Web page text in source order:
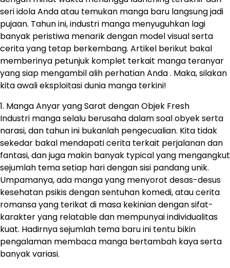
seri idola Anda atau temukan manga baru langsung jadi
pujaan. Tahun ini, industri manga menyuguhkan lagi
banyak peristiwa menarik dengan model visual serta
cerita yang tetap berkembang. Artikel berikut bakal
memberinya petunjuk komplet terkait manga teranyar
yang siap mengambil alih perhatian Anda . Maka, silakan
kita awali eksploitasi dunia manga terkini!
1. Manga Anyar yang Sarat dengan Objek Fresh
Industri manga selalu berusaha dalam soal obyek serta
narasi, dan tahun ini bukanlah pengecualian. Kita tidak
sekedar bakal mendapati cerita terkait perjalanan dan
fantasi, dan juga makin banyak typical yang mengangkut
sejumlah tema setiap hari dengan sisi pandang unik.
Umpamanya, ada manga yang menyorot desas-desus
kesehatan psikis dengan sentuhan komedi, atau cerita
romansa yang terikat di masa kekinian dengan sifat-
karakter yang relatable dan mempunyai individualitas
kuat. Hadirnya sejumlah tema baru ini tentu bikin
pengalaman membaca manga bertambah kaya serta
banyak variasi.